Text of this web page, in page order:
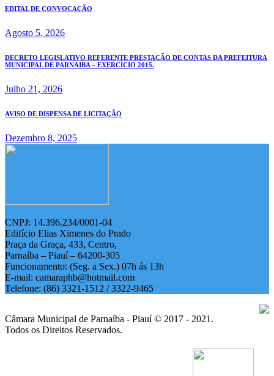
EDITAL DE CONVOCAÇÃO
Agosto 5, 2026
DECRETO LEGISLATIVO REFERENTE PRESTAÇÃO DE CONTAS DA PREFEITURA
MUNICIPAL DE PARNAIBA – EXERCÍCIO 2015.
Julho 21, 2026
AVISO DE DISPENSA DE LICITAÇÃO
Dezembro 8, 2025
CNPJ: 14.396.234/0001-04
Edifício Elias Ximenes do Prado
Praça da Graça, 433, Centro,
Parnaíba – Piauí – 64200-305
Funcionamento: (Seg. a Sex.) 07h ás 13h
E-mail: camaraphb@hotmail.com
Telefone: (86) 3321-1512 / 3322-9465
Câmara Municipal de Parnaíba - Piauí © 2017 - 2021.
Todos os Direitos Reservados.